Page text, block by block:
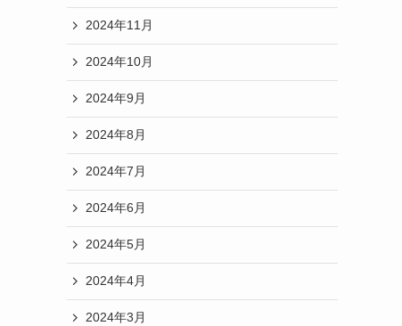
2024年11月
2024年10月
2024年9月
2024年8月
2024年7月
2024年6月
2024年5月
2024年4月
2024年3月